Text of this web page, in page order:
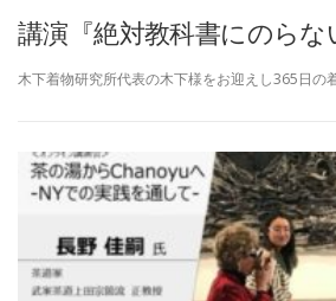
講演『絶対教科書にのらな
木下着物研究所代表の木下様をお迎えし365日の